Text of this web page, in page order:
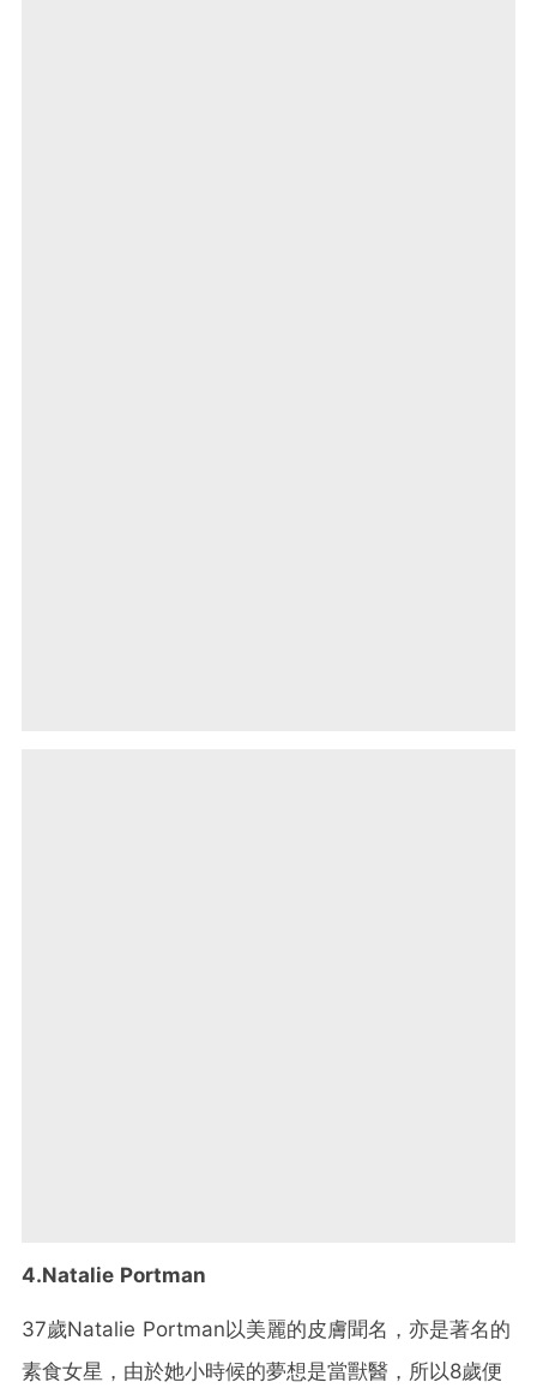
4.Natalie Portman
37歲Natalie Portman以美麗的皮膚聞名，亦是著名的
素食女星，由於她小時候的夢想是當獸醫，所以8歲便